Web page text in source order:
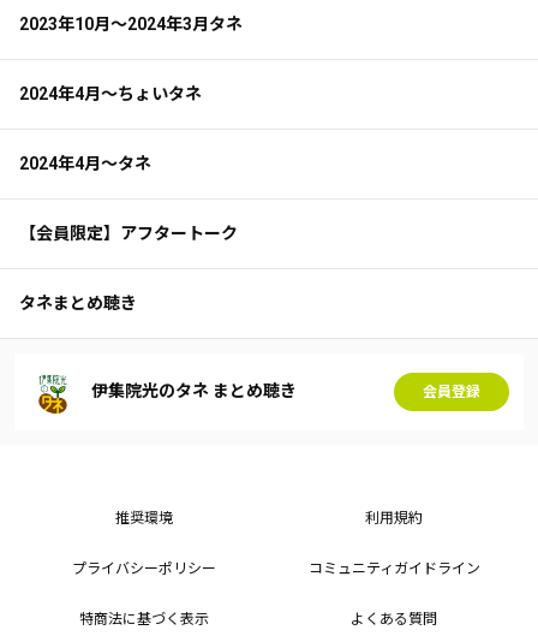
2023年10月～2024年3月タネ
2024年4月～ちょいタネ
2024年4月～タネ
【会員限定】アフタートーク
タネまとめ聴き
伊集院光のタネ まとめ聴き 会員登録
推奨環境 利用規約
プライバシーポリシー コミュニティガイドライン
特商法に基づく表示 よくある質問